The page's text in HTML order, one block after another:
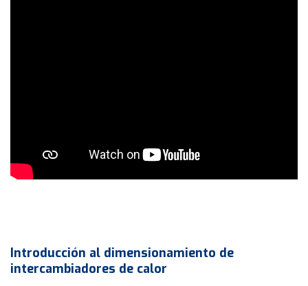
Introducción al dimensionamiento de
intercambiadores de calor